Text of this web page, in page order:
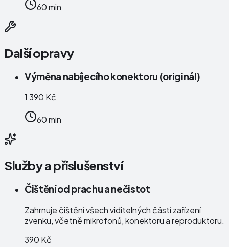
60 min
Další opravy
Výměna nabíjecího konektoru (originál)
1 390 Kč
60 min
Služby a příslušenství
Čištění od prachu a nečistot
Zahrnuje čištění všech viditelných částí zařízení
zvenku, včetně mikrofonů, konektoru a reproduktoru.
390 Kč